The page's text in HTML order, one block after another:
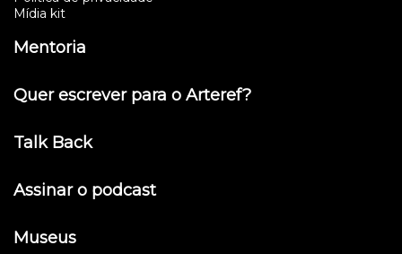
Mídia kit
Mentoria
Quer escrever para o Arteref?
Talk Back
Assinar o podcast
Museus